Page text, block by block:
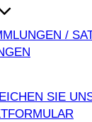
/
SIE